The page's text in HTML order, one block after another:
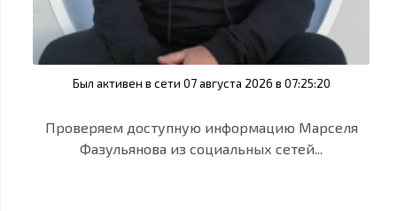
Был активен в сети 07 августа 2026 в 07:25:20
Проверяем доступную информацию Марселя
Фазульянова из социальных сетей...